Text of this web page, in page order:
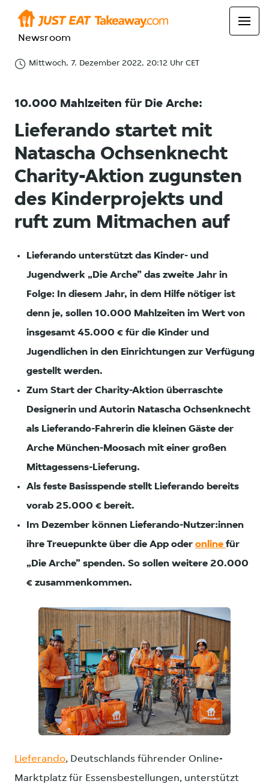
Newsroom
Mittwoch, 7. Dezember 2022, 20:12 Uhr CET
10.000 Mahlzeiten für Die Arche:
Lieferando startet mit
Natascha Ochsenknecht
Charity-Aktion zugunsten
des Kinderprojekts und
ruft zum Mitmachen auf
Lieferando unterstützt das Kinder- und
Jugendwerk „Die Arche” das zweite Jahr in
Folge: In diesem Jahr, in dem Hilfe nötiger ist
denn je, sollen 10.000 Mahlzeiten im Wert von
insgesamt 45.000 € für die Kinder und
Jugendlichen in den Einrichtungen zur Verfügung
gestellt werden.
Zum Start der Charity-Aktion überraschte
Designerin und Autorin Natascha Ochsenknecht
als Lieferando-Fahrerin die kleinen Gäste der
Arche München-Moosach mit einer großen
Mittagessens-Lieferung.
Als feste Basisspende stellt Lieferando bereits
vorab 25.000 € bereit.
Im Dezember können Lieferando-Nutzer:innen
ihre Treuepunkte über die App oder online für
„Die Arche” spenden. So sollen weitere 20.000
€ zusammenkommen.
JPG
Lieferando, Deutschlands führender Online-
Marktplatz für Essensbestellungen, unterstützt